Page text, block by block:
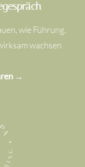
wie Führung,
wachsen
→